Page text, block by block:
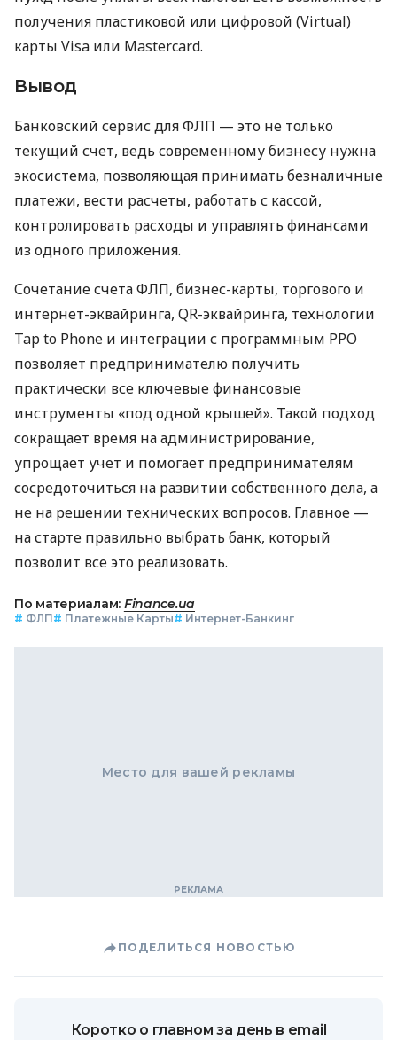
получения пластиковой или цифровой (Virtual)
карты Visa или Mastercard.
Вывод
Банковский сервис для ФЛП — это не только
текущий счет, ведь современному бизнесу нужна
экосистема, позволяющая принимать безналичные
платежи, вести расчеты, работать с кассой,
контролировать расходы и управлять финансами
из одного приложения.
Сочетание счета ФЛП, бизнес-карты, торгового и
интернет-эквайринга, QR-эквайринга, технологии
Tap to Phone и интеграции с программным РРО
позволяет предпринимателю получить
практически все ключевые финансовые
инструменты «под одной крышей». Такой подход
сокращает время на администрирование,
упрощает учет и помогает предпринимателям
сосредоточиться на развитии собственного дела, а
не на решении технических вопросов. Главное —
на старте правильно выбрать банк, который
позволит все это реализовать.
По материалам: Finance.ua
# ФЛП# Платежные Карты# Интернет-Банкинг
Место для вашей рекламы
ПОДЕЛИТЬСЯ НОВОСТЬЮ
Коротко о главном за день в email